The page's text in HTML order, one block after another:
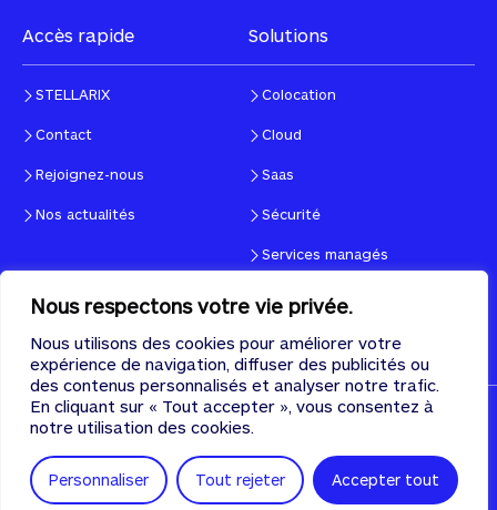
Nous respectons votre vie privée.
Nous utilisons des cookies pour améliorer votre
expérience de navigation, diffuser des publicités ou
des contenus personnalisés et analyser notre trafic.
En cliquant sur « Tout accepter », vous consentez à
notre utilisation des cookies.
Personnaliser Tout rejeter Accepter tout
Accès rapide
STELLARIX
Contact
Rejoignez-nous
Nos actualités
Solutions
Colocation
Cloud
Saas
Sécurité
Services managés
Suivez-nous ! Contactez-nous
Tous droits réservés © 2026, STELLARIX
Designed & developed with ♡ byPULSE